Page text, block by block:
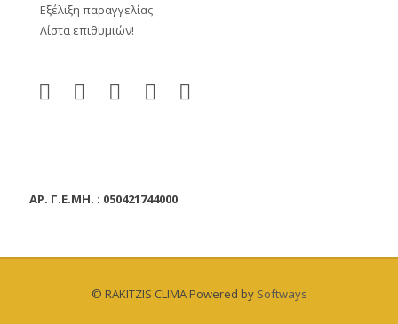
Εξέλιξη παραγγελίας
Λίστα επιθυμιών!
ΑΡ. Γ.Ε.ΜΗ. : 050421744000
© RAKITZIS CLIMA Powered by Softways